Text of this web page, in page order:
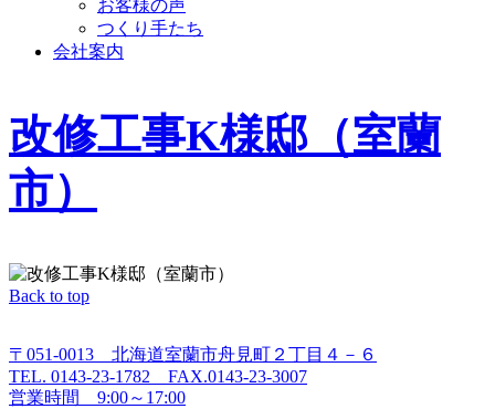
お客様の声
つくり手たち
会社案内
改修工事K様邸（室蘭
市）
Back to top
〒051-0013 北海道室蘭市舟見町２丁目４－６
TEL. 0143-23-1782 FAX.0143-23-3007
営業時間 9:00～17:00